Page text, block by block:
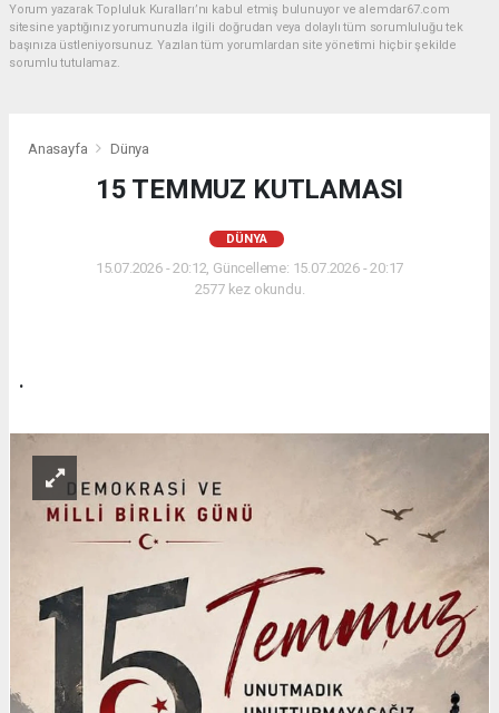
Yorum yazarak Topluluk Kuralları’nı kabul etmiş bulunuyor ve alemdar67.com
sitesine yaptığınız yorumunuzla ilgili doğrudan veya dolaylı tüm sorumluluğu tek
başınıza üstleniyorsunuz. Yazılan tüm yorumlardan site yönetimi hiçbir şekilde
sorumlu tutulamaz.
Anasayfa Dünya
15 TEMMUZ KUTLAMASI
DÜNYA
15.07.2026 - 20:12, Güncelleme: 15.07.2026 - 20:17
2577 kez okundu.
.